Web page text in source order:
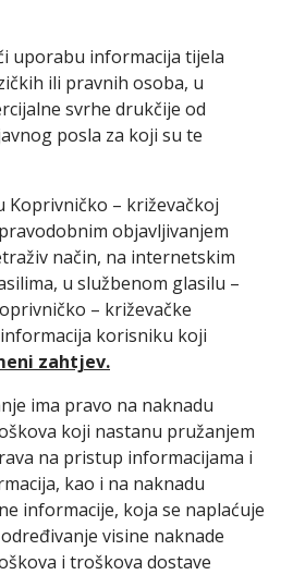
uporabu informacija tijela
ili pravnih osoba, u
svrhe drukčije od
posla za koji su te
Koprivničko – križevačkoj
objavljivanjem
način, na internetskim
u službenom glasilu –
– križevačke
korisniku koji
zahtjev.
ima pravo na naknadu
koji nastanu pružanjem
na pristup informacijama i
kao i na naknadu
informacije, koja se naplaćuje
visine naknade
i troškova dostave